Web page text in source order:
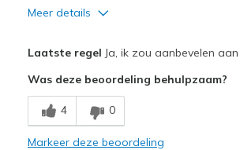
Meer details
Comfortable
Durable
Laatste regel Ja, ik zou aanbevelen
Was deze beoordeling behulpzaam?
4 0
Markeer deze beoordeling